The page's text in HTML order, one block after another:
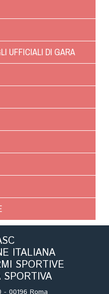
UFFICIALI DI GARA
ITALIANA
SPORTIVE
00196 Roma